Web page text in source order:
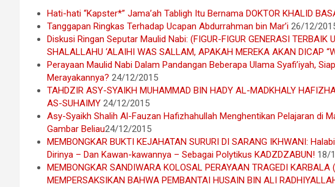
Hati-hati “Kapster*” Jama’ah Tabligh Itu Bernama DOKTOR KHALID
Tanggapan Ringkas Terhadap Ucapan Abdurrahman bin Mar’i 26/12/
Diskusi Ringan Seputar Maulid Nabi: (FIGUR-FIGUR GENERASI TERBAIK
SHALALLAHU ‘ALAIHI WAS SALLAM, APAKAH MEREKA AKAN DICAP
Perayaan Maulid Nabi Dalam Pandangan Beberapa Ulama Syafi’iyah,
Merayakannya? 24/12/2015
TAHDZIR ASY-SYAIKH MUHAMMAD BIN HADY AL-MADKHALY
AS-SUHAIMY 24/12/2015
Asy-Syaikh Shalih Al-Fauzan Hafizhahullah Menghentikan Pelajaran di
Gambar Beliau24/12/2015
MEMBONGKAR BUKTI KEJAHATAN SURURI DI SARANG IKHWANI:
Dirinya – Dan Kawan-kawannya – Sebagai Polytikus KADZDZABUN! 18/
MEMBONGKAR SANDIWARA KOLOSAL PERAYAAN TRAGEDI
MEMPERSAKSIKAN BAHWA PEMBANTAI HUSAIN BIN ALI